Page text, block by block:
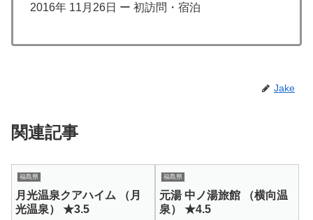
2016年 11月26日 ー 初訪問・宿泊
Jake
関連記事
福島県
月光温泉クアハイム （月
光温泉） ★3.5
福島県
元湯 中ノ湯旅館 （横向温
泉） ★4.5